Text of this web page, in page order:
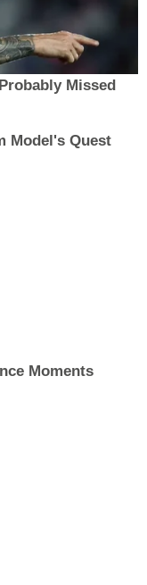
Missed
Model's Quest
Moments